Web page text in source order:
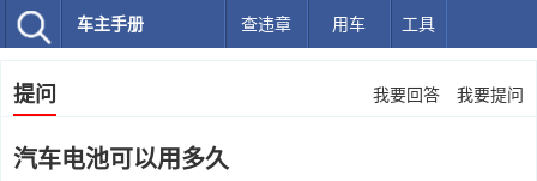
车主手册 查违章 用车 工具
提问 我要回答 我要提问
汽车电池可以用多久